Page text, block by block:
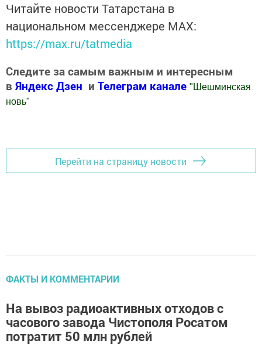
Читайте новости Татарстана в
национальном мессенджере MАХ:
https://max.ru/tatmedia
Следите за самым важным и интересным
в Яндекс Дзен и Телеграм канале " Шешминская
новь"
Перейти на страницу новости
ФАКТЫ И КОММЕНТАРИИ
На вывоз радиоактивных отходов с
часового завода Чистополя Росатом
потратит 50 млн рублей